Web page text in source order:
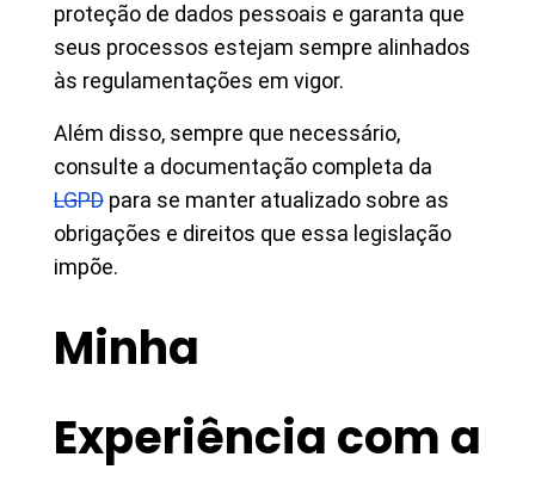
proteção de dados pessoais e garanta que
seus processos estejam sempre alinhados
às regulamentações em vigor.
Além disso, sempre que necessário,
consulte a documentação completa da
LGPD para se manter atualizado sobre as
obrigações e direitos que essa legislação
impõe.
Minha
Experiência com a